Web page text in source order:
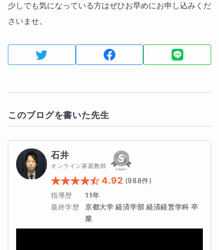
少しでも気になっている方はぜひお早めにお申し込みくだ
さいませ。
このブログを書いた先生
石井
オンライン家庭教師
4.92 (988件)
指導歴
11年
最終学歴
京都大学 経済学部 経済経営学科 卒
業